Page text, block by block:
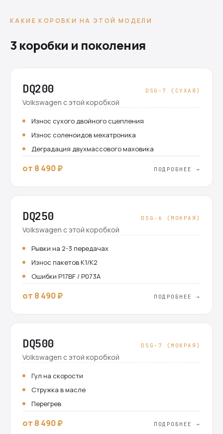
КАКИЕ КОРОБКИ НА ЭТОЙ МОДЕЛИ
3 коробки и поколения
DQ200 DSG-7 (СУХАЯ)
Volkswagen с этой коробкой
Износ сухого двойного сцепления
Износ соленоидов мехатроника
Деградация двухмассового маховика
от 8 490 ₽ ПОДРОБНЕЕ →
DQ250 DSG-6 (МОКРАЯ)
Volkswagen с этой коробкой
Рывки на 2-3 передачах
Износ пакетов K1/K2
Ошибки P17BF / P073A
от 8 490 ₽ ПОДРОБНЕЕ →
DQ500 DSG-7 (МОКРАЯ)
Volkswagen с этой коробкой
Гул на скорости
Стружка в масле
Перегрев
от 8 490 ₽ ПОДРОБНЕЕ →